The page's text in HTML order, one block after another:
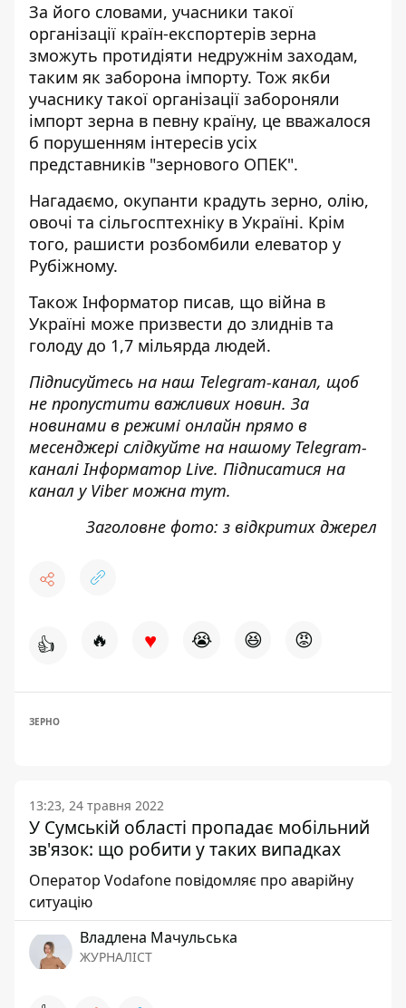
За його словами, учасники такої
організації країн-експортерів зерна
зможуть протидіяти недружнім заходам,
таким як заборона імпорту. Тож якби
учаснику такої організації забороняли
імпорт зерна в певну країну, це вважалося
б порушенням інтересів усіх
представників "зернового ОПЕК".
Нагадаємо, окупанти крадуть зерно, олію,
овочі та сільгосптехніку в Україні. Крім
того, рашисти розбомбили елеватор у
Рубіжному.
Також Інформатор писав, що війна в
Україні може призвести до злиднів та
голоду до 1,7 мільярда людей.
Підписуйтесь на наш Telegram-канал, щоб
не пропустити важливих новин. За
новинами в режимі онлайн прямо в
месенджері слідкуйте на нашому Telegram-
каналіІнформатор Live. Підписатися на
канал у Viber можна тут.
Заголовне фото: з відкритих джерел
👍 🔥 ♥ 😭 😆 😡
ЗЕРНО
13:23, 24 травня 2022
У Сумській області пропадає мобільний
зв'язок: що робити у таких випадках
Оператор Vodafone повідомляє про аварійну
ситуацію
Владлена Мачульська
ЖУРНАЛІСТ